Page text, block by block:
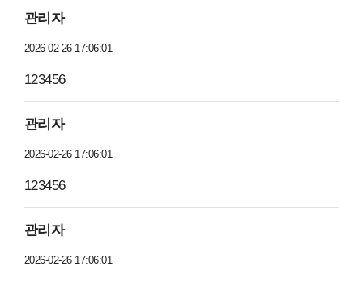
관리자
2026-02-26 17:06:01
123456
관리자
2026-02-26 17:06:01
123456
관리자
2026-02-26 17:06:01